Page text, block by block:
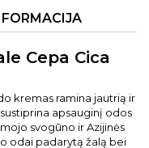
Cepa Cica
kremas ramina jautrią ir
apsauginį odos
svogūno ir Azijinės
odai padarytą žalą bei